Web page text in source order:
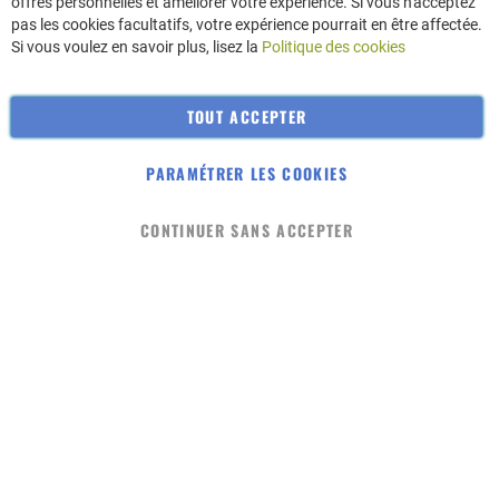
Entrega(FR)
Mapa del sitio
© 2023 macabio. Terre Inconnue
pas les cookies facultatifs, votre expérience pourrait en être affectée.
Si vous voulez en savoir plus, lisez la Politique des cookies
TOUT ACCEPTER
PARAMÉTRER LES COOKIES
CONTINUER SANS ACCEPTER